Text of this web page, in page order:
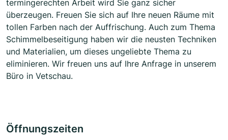
termingerechten Arbeit wird Sie ganz sicher
überzeugen. Freuen Sie sich auf Ihre neuen Räume mit
tollen Farben nach der Auffrischung. Auch zum Thema
Schimmelbeseitigung haben wir die neusten Techniken
und Materialien, um dieses ungeliebte Thema zu
eliminieren. Wir freuen uns auf Ihre Anfrage in unserem
Büro in Vetschau.
Öffnungszeiten